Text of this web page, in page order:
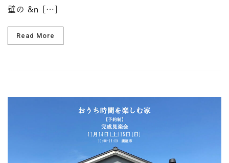
壁の &n […]
Read More